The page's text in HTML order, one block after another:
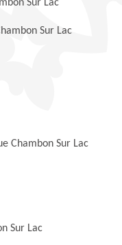
Sur Lac
Sur Lac
Chambon Sur Lac
Sur Lac